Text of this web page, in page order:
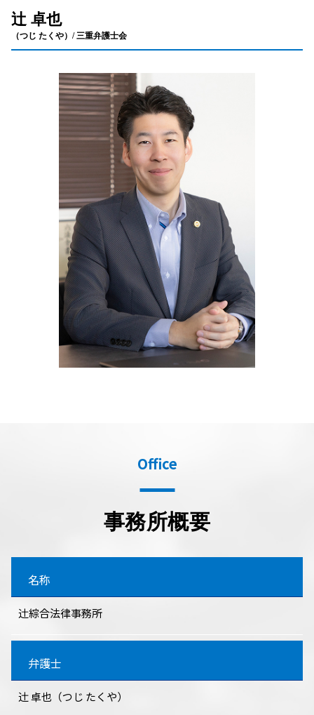
辻󠄀 卓也
（つじ たくや）/ 三重弁護士会
Office
事務所概要
名称
辻󠄀綜合法律事務所
弁護士
辻󠄀 卓也（つじ たくや）